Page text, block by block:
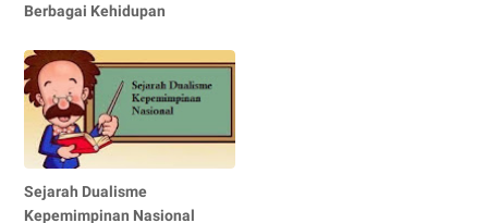
Berbagai Kehidupan
Sejarah Dualisme
Kepemimpinan Nasional